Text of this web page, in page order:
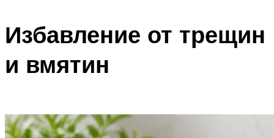
Избавление от трещин
и вмятин